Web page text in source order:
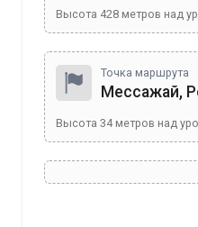
Высота 428 метров над
Точка маршрута
Мессажай,
Высота 34метров над